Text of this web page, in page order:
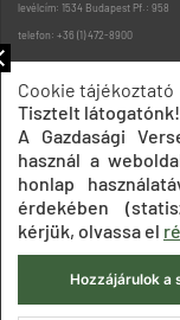
levélcím: 1534 Budapest Pf.: 958
telefon: +36 (1) 472-8900
Impresszum
Cookie tájékoztató
Tisztelt látogatónk!
A Gazdasági
használ a
honlap
érdekében
kérjük, olvassa el
Hozzájárulok a